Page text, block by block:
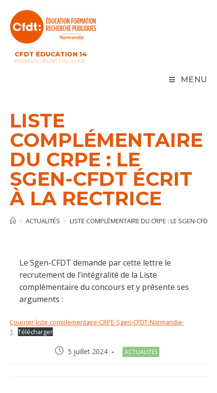
content
CFDT ÉDUCATION 14
PREMIER DEGRÉ CALVADOS
MENU
LISTE
COMPLÉMENTAIRE
DU CRPE : LE
SGEN-CFDT ÉCRIT
À LA RECTRICE
> ACTUALITÉS > LISTE COMPLÉMENTAIRE DU CRPE : LE SGEN-CFDT
Le Sgen-CFDT demande par cette lettre le
recrutement de l’intégralité de la Liste
complémentaire du concours et y présente ses
arguments :
Courrier-liste-complementaire-CRPE-Sgen-CFDT-Normandie-
1
Télécharger
Post5 juillet 2024
Post
ACTUALITÉS